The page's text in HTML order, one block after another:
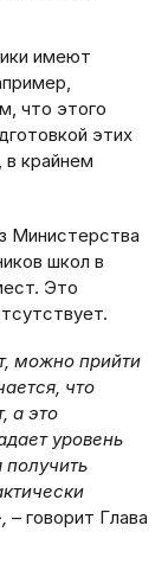
имеют
что этого
этих
в крайнем
Министерства
школ в
Это
можно прийти
что
а это
уровень
получить
– говорит Глава